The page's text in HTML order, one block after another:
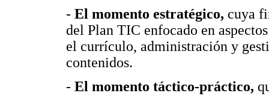
- El momento estratégico, cuya
del Plan TIC enfocado en
el currículo, administración y
contenidos.
- El momento táctico-práctico,